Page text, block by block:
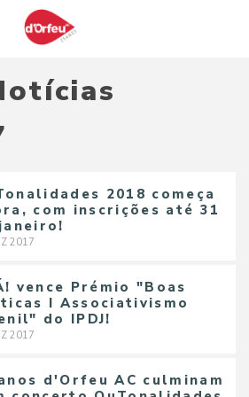
2018 começa
com inscrições até 31
2017
vence Prémio "Boas
I Associativismo
do IPDJ!
2017
d'Orfeu AC culminam